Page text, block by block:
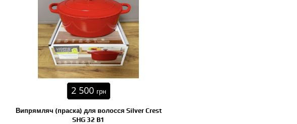
2 500 грн
Випрямляч (праска) для волосся Silver Crest
SHG 32 B1